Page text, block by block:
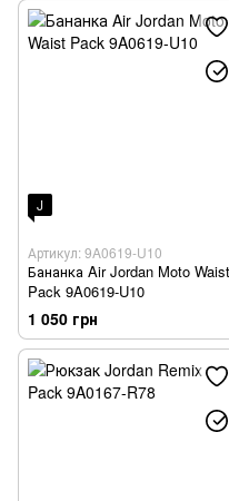
J
Артикул: 9A0619-U10
Бананка Air Jordan Moto Waist
Pack 9A0619-U10
1 050 грн